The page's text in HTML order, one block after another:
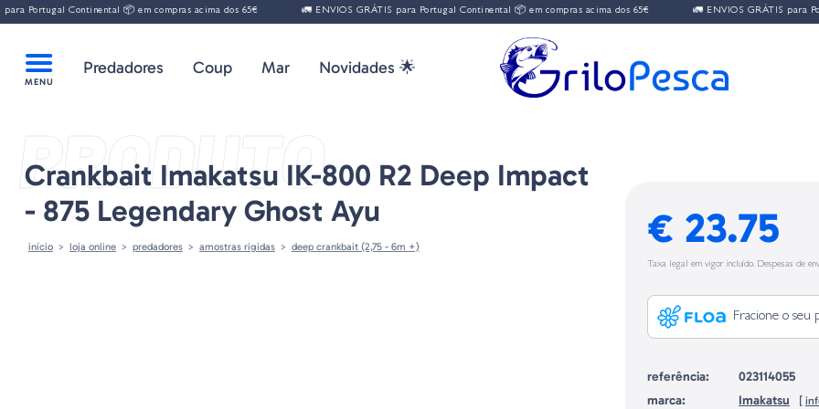
Portugal Continental 📦 em compras acima dos 65€ 🚛 ENVIOS GRÁTIS para Portugal Continental 📦 em compras acima dos 65€ 🚛 ENVIOS GRÁTIS para
Predadores Coup Mar Novidades 🌟
PRODUTO
Crankbait Imakatsu IK-800 R2 Deep Impact
- 875 Legendary Ghost Ayu
início loja online predadores amostras rigidas deep crankbait (2,75 - 6m +) € 23.75
Taxa legal em vigor incluído. Despesas de
Fracione o
referência:
023114055
marca:
Imakatsu [